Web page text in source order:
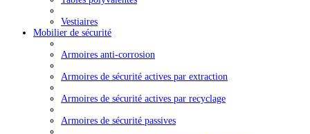
Vestiaires
Mobilier de sécurité
Armoires anti-corrosion
Armoires de sécurité actives par extraction
Armoires de sécurité actives par recyclage
Armoires de sécurité passives